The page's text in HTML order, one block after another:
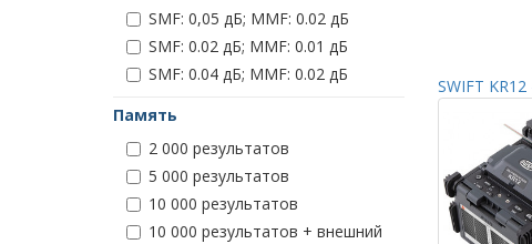
SMF: 0,05 дБ; MMF: 0.02 дБ
SMF: 0.02 дБ; MMF: 0.01 дБ
SMF: 0.04 дБ; MMF: 0.02 дБ
Память
2 000 результатов
5 000 результатов
10 000 результатов
10 000 результатов + внешний
SWIFT